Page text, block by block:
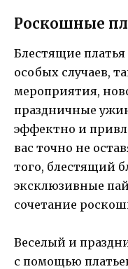
Роскошные
Блестящие
особых случаев,
мероприятия,
праздничные
эффектно и
вас точно не
того, блестящий
эксклюзивные
сочетание
Веселый и
с помощью